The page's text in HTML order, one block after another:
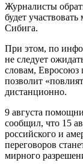
Журналисты
будет
Сибига.
При этом, по
не следует
словам, Евросоюз
позволит
дистанционно.
9 августа
сообщил, что 15
российского и
переговоров
мирного